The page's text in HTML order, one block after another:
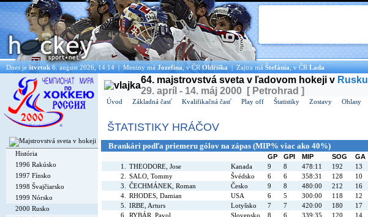
Dnes ještvrtok6. august 2026, 14:14 | Meniny máJozefína, v ČROldřiška| Zajtra máŠtefánia, v ČRLada
História
1996 Rakúsko
1997 Fínsko
1998 Švajčiarsko
1999 Nórsko
2000 Rusko
64. majstrovstvá sveta v ľadovom hokeji v Rusku
29. apríl - 14. máj 2000 [ Petrohrad ]
Úvod Základná časť Kvalifikačná časť Play off Štatistiky Zostavy Ohlasy
ŠTATISTIKY HRÁČOV
Brankári podľa priemeru gólov na zápas (MIP% viac ako 40%)
GP GPI MIP SOG GA
1.
THEODORE, Jose Kanada 9 8 478:11 192 13
2.
SALO, Tommy Švédsko 6 6 358:31 128 10
3.
ČECHMÁNEK, Roman Česko 9 8 480:00 212 16
4.
RHODES, Damian USA 6 5 300:00 118 12
5.
IRBE, Arturs Lotyšsko 7 7 420:00 180 17
6.
RYBÁR, Pavol Slovensko 8 6 339:35 120 14